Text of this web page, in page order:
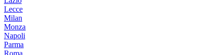
Lecce
Milan
Monza
Napoli
Parma